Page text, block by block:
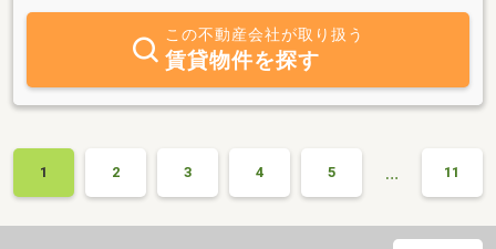
皆様からのお問合せ心よりお待ちしております。
この不動産会社が取り扱う
賃貸物件を探す
1 2 3 4 5 … 11